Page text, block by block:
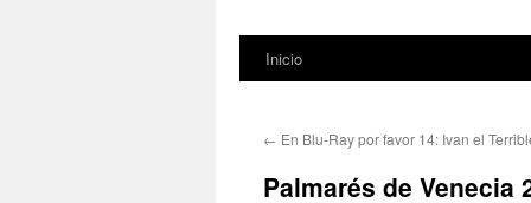
Inicio
← En Blu-Ray por favor 14: Ivan el
Palmarés de Venecia